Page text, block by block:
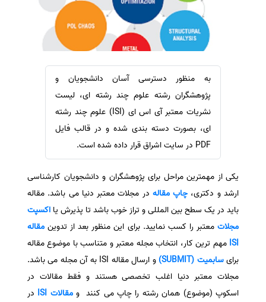
ترجمه عربی به فارسی
مشاهده همه زبان ها
سفارش ویرایش
سفارش پارافریز
سفارش فرمت‌بندی
سفارش کاهش کمیت
سفارش معرفی مجله
سفارش معرفی مقاله
سفارش معرفی کتاب
سفارش چکیده مبسوط
سفارش گویندگی
سفارش تولید محتوا
سفارش ترجمه همزمان
سفارش چکیده گرافیکی
سفارش تهیه کاورلتر
سفارش انگیزه‌نامه‌SOP
به منظور دسترسی آسان دانشجویان و
پژوهشگران رشته علوم چند رشته ای، لیست
نشریات معتبر آی اس ای (ISI) علوم چند رشته
ای، بصورت دسته بندی شده و در قالب فایل
PDF در سایت اشراق قرار داده شده است.
یکی از مهمترین مراحل برای پژوهشگران و دانشجویان کارشناسی
ارشد و دکتری، چاپ مقاله در مجلات معتبر دنیا می باشد. مقاله
باید در یک سطح بین المللی و تراز خوب باشد تا پذیرش یا اکسپت
مجلات معتبر را کسب نمایید. برای این منظور بعد از تدوین مقاله
ISI مهم ترین کار، انتخاب مجله معتبر و متناسب با موضوع مقاله
برایسابمیت (SUBMIT)
و ارسال مقاله ISI به آن مجله می باشد.
مجلات معتبر دنیا اغلب تخصصی هستند و فقط مقالات در
اسکوپ (موضوع) همان رشته را چاپ می کنند ومقالات ISI
در